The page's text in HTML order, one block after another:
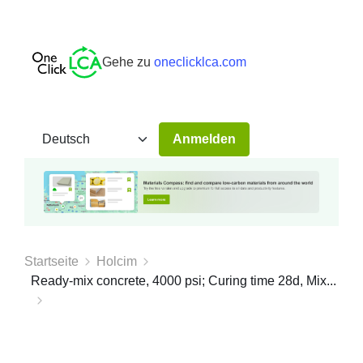
Gehe zu oneclicklca.com
Anmelden
Startseite
Holcim
Ready-mix concrete, 4000 psi; Curing time 28d, Mix...